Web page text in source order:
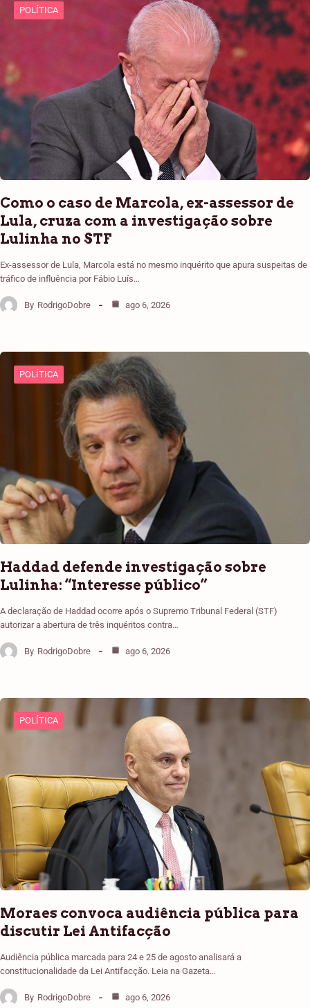
POLÍTICA
Como o caso de Marcola, ex-assessor de
Lula, cruza com a investigação sobre
Lulinha no STF
Ex-assessor de Lula, Marcola está no mesmo inquérito que apura suspeitas de
tráfico de influência por Fábio Luís…
By RodrigoDobre ago 6, 2026
POLÍTICA
Haddad defende investigação sobre
Lulinha: “Interesse público”
A declaração de Haddad ocorre após o Supremo Tribunal Federal (STF)
autorizar a abertura de três inquéritos contra…
By RodrigoDobre ago 6, 2026
POLÍTICA
Moraes convoca audiência pública para
discutir Lei Antifacção
Audiência pública marcada para 24 e 25 de agosto analisará a
constitucionalidade da Lei Antifacção. Leia na Gazeta…
By RodrigoDobre ago 6, 2026